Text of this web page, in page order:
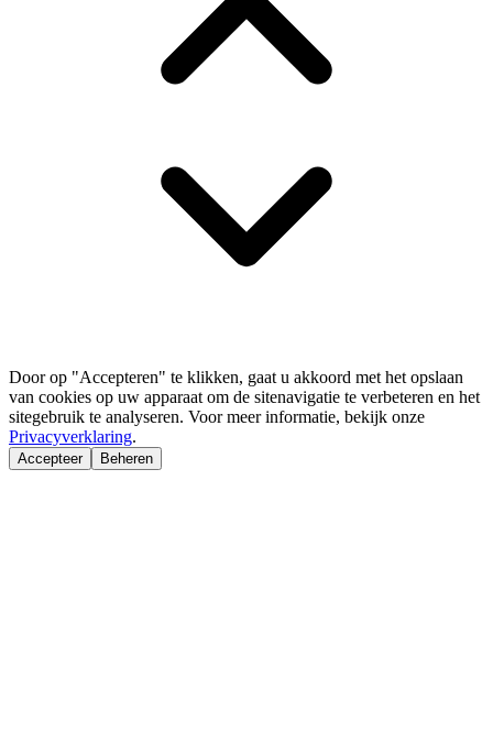
Door op "Accepteren" te klikken, gaat u akkoord met het opslaan
van cookies op uw apparaat om de sitenavigatie te verbeteren en het
sitegebruik te analyseren. Voor meer informatie, bekijk onze
Privacyverklaring.
Accepteer Beheren